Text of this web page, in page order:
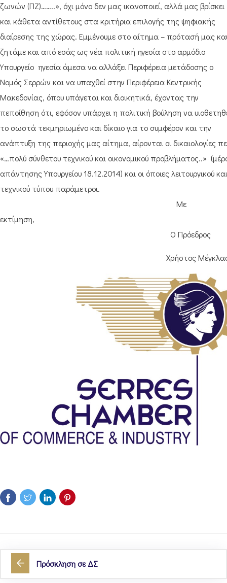
ζωνών (ΠΖ)……..», όχι μόνο δεν μας ικανοποιεί, αλλά μας βρίσκει
και κάθετα αντίθετους στα κριτήρια επιλογής της ψηφιακής
διαίρεσης της χώρας. Εμμένουμε στο αίτημα – πρότασή μας
ζητάμε και από εσάς ως νέα πολιτική ηγεσία στο αρμόδιο
Υπουργείο ηγεσία άμεσα να αλλάξει Περιφέρεια μετάδοσης ο
Νομός Σερρών και να υπαχθεί στην Περιφέρεια Κεντρικής
Μακεδονίας, όπου υπάγεται και διοικητικά, έχοντας την
πεποίθηση ότι, εφόσον υπάρχει η πολιτική βούληση να
το σωστά τεκμηριωμένο και δίκαιο για το συμφέρον και την
ανάπτυξη της περιοχής μας αίτημα, αίρονται οι δικαιολογίες
«…πολύ σύνθετου τεχνικού και οικονομικού προβλήματος..»
απάντησης Υπουργείου 18.12.2014) και οι όποιες λειτουργικού
τεχνικού τύπου παράμετροι.
Με
εκτίμηση,
Ο Πρόεδρος
Χρήστος
Πρόσκληση σε ΔΣ